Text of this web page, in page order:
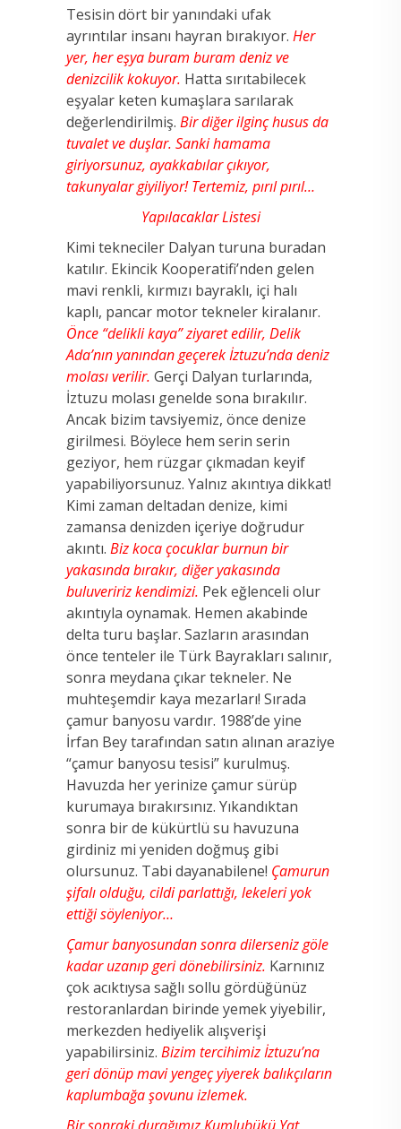
Tesisin dört bir yanındaki ufak
ayrıntılar insanı hayran bırakıyor. Her
yer, her eşya buram buram deniz ve
denizcilik kokuyor. Hatta sırıtabilecek
eşyalar keten kumaşlara sarılarak
değerlendirilmiş. Bir diğer ilginç husus da
tuvalet ve duşlar. Sanki hamama
giriyorsunuz, ayakkabılar çıkıyor,
takunyalar giyiliyor! Tertemiz, pırıl pırıl…
Yapılacaklar Listesi
Kimi tekneciler Dalyan turuna buradan
katılır. Ekincik Kooperatifi’nden gelen
mavi renkli, kırmızı bayraklı, içi halı
kaplı, pancar motor tekneler kiralanır.
Önce “delikli kaya” ziyaret edilir, Delik
Ada’nın yanından geçerek İztuzu’nda deniz
molası verilir. Gerçi Dalyan turlarında,
İztuzu molası genelde sona bırakılır.
Ancak bizim tavsiyemiz, önce denize
girilmesi. Böylece hem serin serin
geziyor, hem rüzgar çıkmadan keyif
yapabiliyorsunuz. Yalnız akıntıya dikkat!
Kimi zaman deltadan denize, kimi
zamansa denizden içeriye doğrudur
akıntı. Biz koca çocuklar burnun bir
yakasında bırakır, diğer yakasında
buluveririz kendimizi. Pek eğlenceli olur
akıntıyla oynamak. Hemen akabinde
delta turu başlar. Sazların arasından
önce tenteler ile Türk Bayrakları salınır,
sonra meydana çıkar tekneler. Ne
muhteşemdir kaya mezarları! Sırada
çamur banyosu vardır. 1988’de yine
İrfan Bey tarafından satın alınan araziye
“çamur banyosu tesisi” kurulmuş.
Havuzda her yerinize çamur sürüp
kurumaya bırakırsınız. Yıkandıktan
sonra bir de kükürtlü su havuzuna
girdiniz mi yeniden doğmuş gibi
olursunuz. Tabi dayanabilene! Çamurun
şifalı olduğu, cildi parlattığı, lekeleri yok
ettiği söyleniyor…
Çamur banyosundan sonra dilerseniz göle
kadar uzanıp geri dönebilirsiniz. Karnınız
çok acıktıysa sağlı sollu gördüğünüz
restoranlardan birinde yemek yiyebilir,
merkezden hediyelik alışverişi
yapabilirsiniz. Bizim tercihimiz İztuzu’na
geri dönüp mavi yengeç yiyerek balıkçıların
kaplumbağa şovunu izlemek.